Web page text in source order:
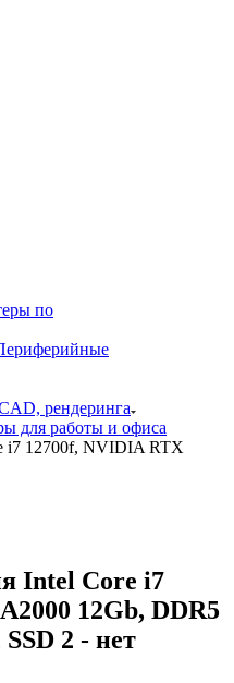
по
рендеринга
для работы и офиса
i7 12700f, NVIDIA RTX
Intel Core i7
12Gb, DDR5
2 - нет